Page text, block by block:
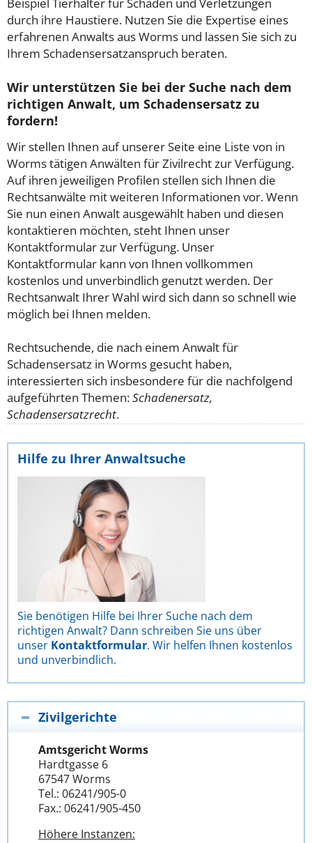
durch ihre Haustiere. Nutzen Sie die Expertise eines
erfahrenen Anwalts aus Worms und lassen Sie sich zu
Ihrem Schadensersatzanspruch beraten.
Wir unterstützen Sie bei der Suche nach dem
richtigen Anwalt, um Schadensersatz zu
fordern!
Wir stellen Ihnen auf unserer Seite eine Liste von in
Worms tätigen Anwälten für Zivilrecht zur Verfügung.
Auf ihren jeweiligen Profilen stellen sich Ihnen die
Rechtsanwälte mit weiteren Informationen vor. Wenn
Sie nun einen Anwalt ausgewählt haben und diesen
kontaktieren möchten, steht Ihnen unser
Kontaktformular zur Verfügung. Unser
Kontaktformular kann von Ihnen vollkommen
kostenlos und unverbindlich genutzt werden. Der
Rechtsanwalt Ihrer Wahl wird sich dann so schnell wie
möglich bei Ihnen melden.
Rechtsuchende, die nach einem Anwalt für
Schadensersatz in Worms gesucht haben,
interessierten sich insbesondere für die nachfolgend
aufgeführten Themen:Schadenersatz,
Schadensersatzrecht.
Hilfe zu Ihrer Anwaltsuche
Sie benötigen Hilfe bei Ihrer Suche nach dem
richtigen Anwalt? Dann schreiben Sie uns über
unser Kontaktformular. Wir helfen Ihnen kostenlos
und unverbindlich.
Zivilgerichte
Amtsgericht Worms
Hardtgasse 6
67547 Worms
Tel.: 06241/905-0
Fax.: 06241/905-450
Höhere Instanzen: